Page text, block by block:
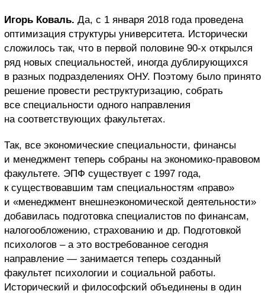
Игорь Коваль. Да, с 1 января 2018 года проведена
оптимизация структуры университета. Исторически
сложилось так, что в первой половине 90-х открылся
ряд новых специальностей, иногда дублирующихся
в разных подразделениях ОНУ. Поэтому было принято
решение провести реструктуризацию, собрать
все специальности одного направления
на соответствующих факультетах.
Так, все экономические специальности, финансы
и менеджмент теперь собраны на экономико-правовом
факультете. ЭПФ существует с 1997 года,
к существовавшим там специальностям «право»
и «менеджмент внешнеэкономической деятельности»
добавилась подготовка специалистов по финансам,
налогообложению, страхованию и др. Подготовкой
психологов – а это востребованное сегодня
направление — занимается теперь созданный
факультет психологии и социальной работы.
Исторический и философский объединены в один